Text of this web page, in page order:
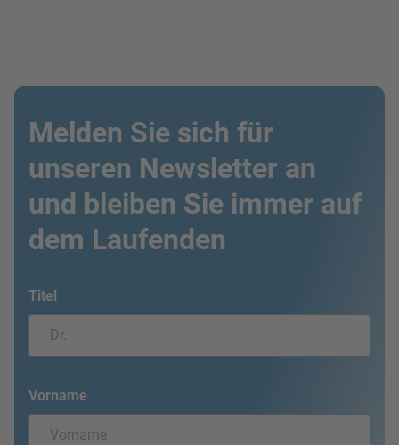
Melden Sie sich für
unseren Newsletter an
und bleiben Sie immer auf
dem Laufenden
Titel
Vorname